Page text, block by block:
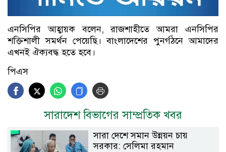
এনসিপির আহ্বায়ক বলেন, রাজশাহীতে আমরা এনসিপির
শক্তিশালী সমর্থন পেয়েছি। বাংলাদেশের পুনর্গঠনে আমাদের
এখনই ঐক্যবদ্ধ হতে হবে।
পিএস
সারাদেশ বিভাগের সাম্প্রতিক খবর
সারা দেশে সমান উন্নয়ন চায়
সরকার: সেলিমা রহমান